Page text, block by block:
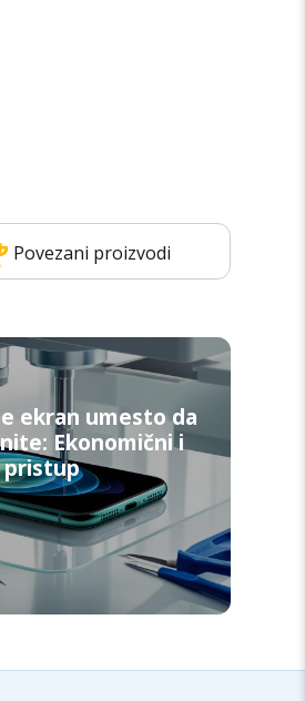
Povezani proizvodi
ekran umesto da
Ekonomični i